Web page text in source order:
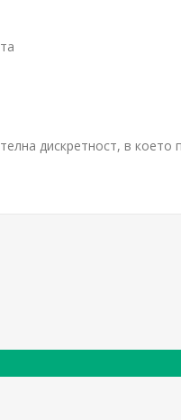
дискретност, в което